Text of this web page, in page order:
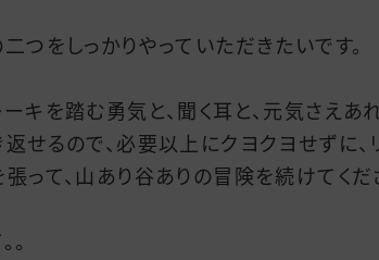
二つをしっかりやっていただきたいです。
ーキを踏む勇気と、聞く耳と、元気さえあ
返せるので、必要以上にクヨクヨせずに、
張って、山あり谷ありの冒険を続けてくだ
。